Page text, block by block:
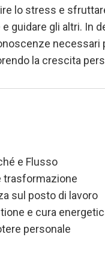
lo stress e
guidare gli altri. In
necessari
la crescita
e Flusso
trasformazione
sul posto di lavoro
e cura
personale